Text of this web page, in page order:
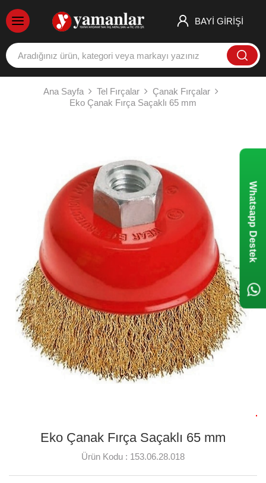
BAYİ GİRİŞİ
Ana Sayfa Tel Fırçalar
Çanak Fırçalar
Eko Çanak Fırça Saçaklı 65 mm
Eko Çanak Fırça Saçaklı 65 mm
Ürün Kodu : 153.06.28.018
Whatsapp Destek